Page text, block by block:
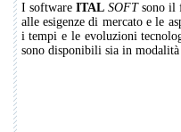
I software ITAL SOFTsono il
alle esigenze di mercato e le
i tempi e le evoluzioni
sono disponibili sia in